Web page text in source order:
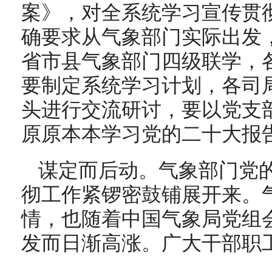
案》，对全系统学习宣传贯
确要求从气象部门实际出发
省市县气象部门四级联学，
要制定系统学习计划，各司
头进行交流研讨，要以党支
原原本本学习党的二十大报
谋定而后动。气象部门党
彻工作紧锣密鼓铺展开来。
情，也随着中国气象局党组
发而日渐高涨。广大干部职